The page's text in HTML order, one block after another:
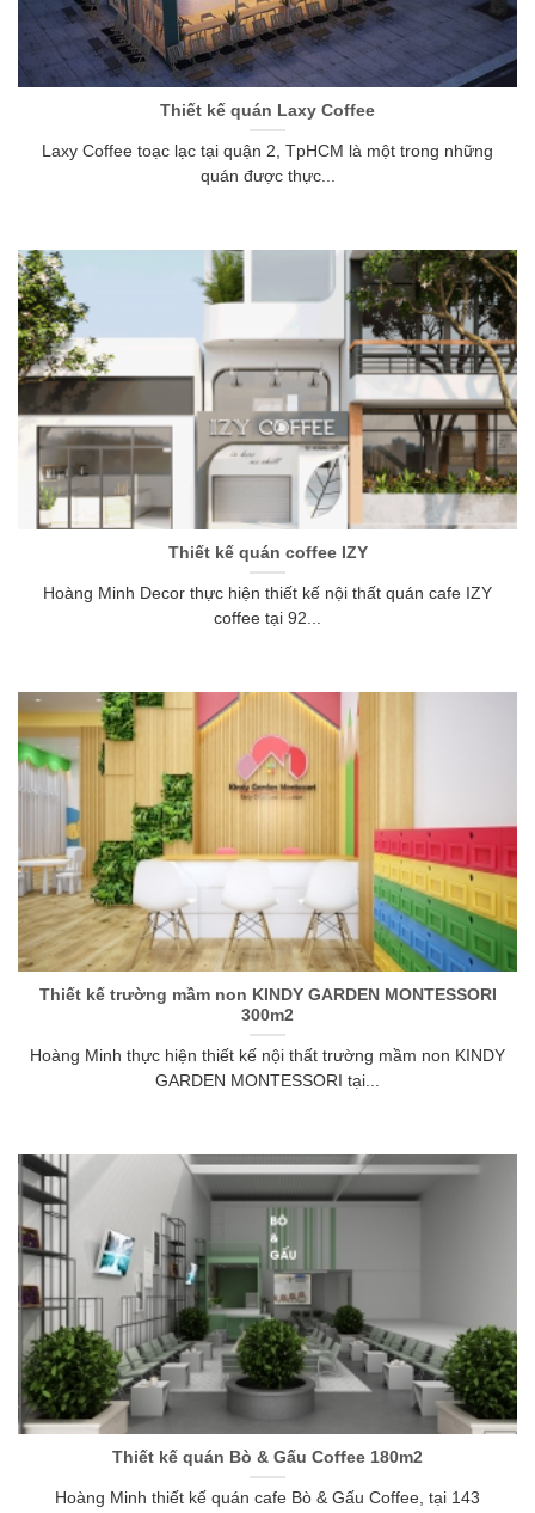
Thiết kế quán Laxy Coffee
Laxy Coffee toạc lạc tại quận 2, TpHCM là một trong những
quán được thực...
Thiết kế quán coffee IZY
Hoàng Minh Decor thực hiện thiết kế nội thất quán cafe IZY
coffee tại 92...
Thiết kế trường mầm non KINDY GARDEN MONTESSORI
300m2
Hoàng Minh thực hiện thiết kế nội thất trường mầm non KINDY
GARDEN MONTESSORI tại...
Thiết kế quán Bò & Gấu Coffee 180m2
Hoàng Minh thiết kế quán cafe Bò & Gấu Coffee, tại 143